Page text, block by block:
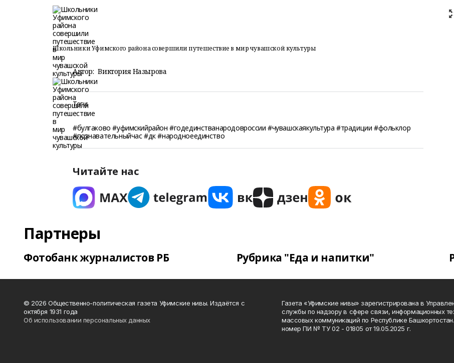
Школьники Уфимского района совершили путешествие в мир чувашской культуры
Автор: Виктория Назырова
Теги:
#булгаково #уфимскийрайон #годединстванародовроссии #чувашскаякультура #традиции #фольклор
#познавательныйчас #дк #народноеединство
Читайте нас
Партнеры
Фотобанк журналистов РБ Рубрика "Еда и напитки"
© 2026 Общественно-политическая газета Уфимские нивы. Издаётся с
октября 1931 года
Об использовании персональных данных
Газета «Уфимские нивы» зарегистрирована в
службы по надзору в сфере связи, информационных
массовых коммуникаций по Республике
номер ПИ № ТУ 02 - 01805 от 19.05.2025 г.